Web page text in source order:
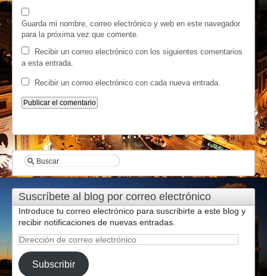
Guarda mi nombre, correo electrónico y web en este navegador
para la próxima vez que comente.
Recibir un correo electrónico con los siguientes comentarios
a esta entrada.
Recibir un correo electrónico con cada nueva entrada.
Suscríbete al blog por correo electrónico
Introduce tu correo electrónico para suscribirte a este blog y
recibir notificaciones de nuevas entradas.
Dirección
correo
electrónico
Subscribir